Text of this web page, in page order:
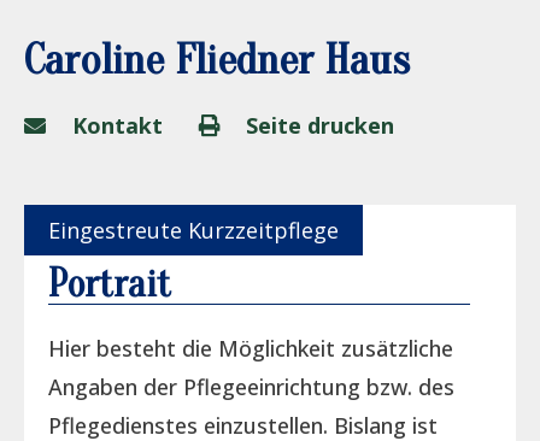
Caroline Fliedner Haus
Kontakt Seite drucken
Eingestreute Kurzzeitpflege
Portrait
Hier besteht die Möglichkeit zusätzliche
Angaben der Pflegeeinrichtung bzw. des
Pflegedienstes einzustellen. Bislang ist